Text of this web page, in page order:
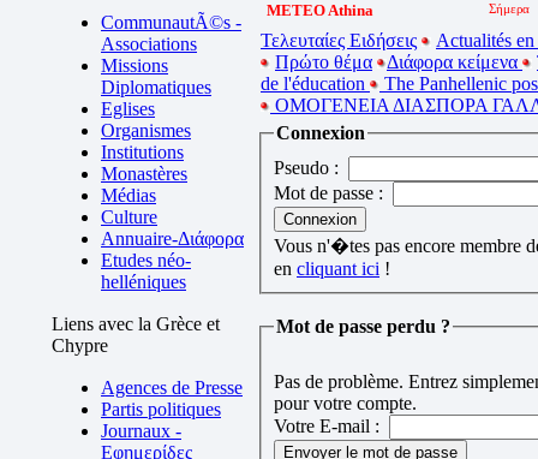
CommunautÃ©s -
Associations
Missions
Diplomatiques
Eglises
Organismes
Institutions
Monastères
Médias
Culture
Annuaire-Διάφορα
Etudes néo-
helléniques
Liens avec la Grèce et
Chypre
Agences de Presse
Partis politiques
Journaux -
Εφημερίδες
METEO Athina
Τελευταίες Ειδήσεις
Actualités
Πρώτο θέμα
Διάφορα κείμενα
de l'éducation
The Panhellenic
ΟΜΟΓΕΝΕΙΑ ΔΙΑΣΠΟΡΑ
Connexion
Pseudo :
Mot de passe :
Vous n'�tes pas encore membre
en cliquant ici !
Mot de passe perdu ?
Pas de problème. Entrez
pour votre compte.
Votre E-mail :